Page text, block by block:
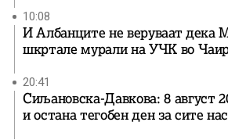
10:08
И Албанците не веруваат дека
шкртале мурали на УЧК во
20:41
Сиљановска-Давкова: 8 август
и остана тегобен ден за сите нас